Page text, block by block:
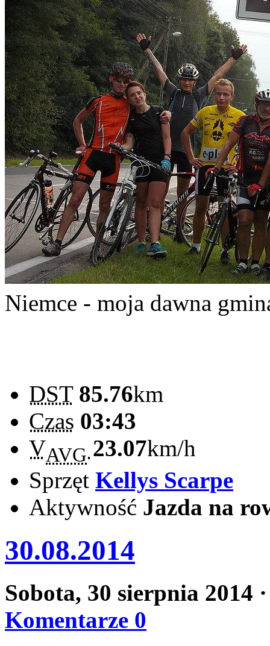
Niemce - moja dawna
DST 85.76km
Czas 03:43
VAVG 23.07km/h
Sprzęt Kellys Scarpe
Aktywność Jazda na
30.08.2014
Sobota, 30 sierpnia 2014
Komentarze 0